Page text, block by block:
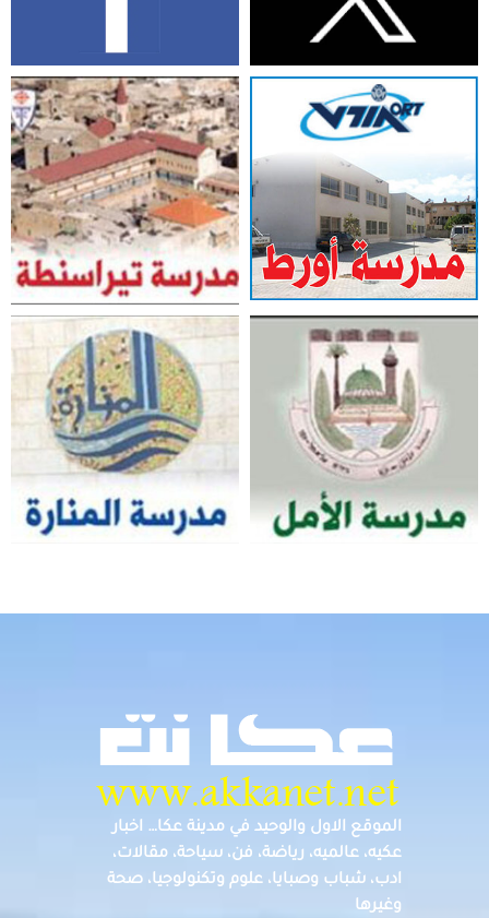
الموقع الاول والوحيد في مدينة عكا… اخبار
عكيه، عالميه، رياضة، فن، سياحة، مقالات،
ادب، شباب وصبايا، علوم وتكنولوجيا، صحة
وغيرها